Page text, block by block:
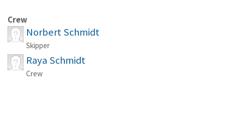
Crew
Norbert Schmidt
Skipper
Raya Schmidt
Crew